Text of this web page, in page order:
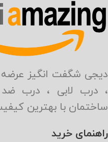
دیجی شگفت انگیز
، درب لابی ، درب
ساختمان با بهترین
راهنمای خرید